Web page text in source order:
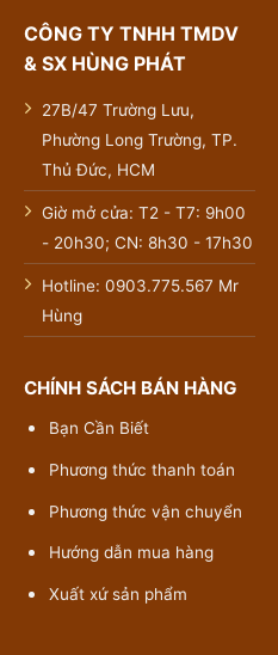
CÔNG TY TNHH TMDV
& SX HÙNG PHÁT
27B/47 Trường Lưu,
Phường Long Trường, TP.
Thủ Đức, HCM
Giờ mở cửa: T2 - T7: 9h00
- 20h30; CN: 8h30 - 17h30
Hotline: 0903.775.567 Mr
Hùng
CHÍNH SÁCH BÁN HÀNG
Bạn Cần Biết
Phương thức thanh toán
Phương thức vận chuyển
Hướng dẫn mua hàng
Xuất xứ sản phẩm